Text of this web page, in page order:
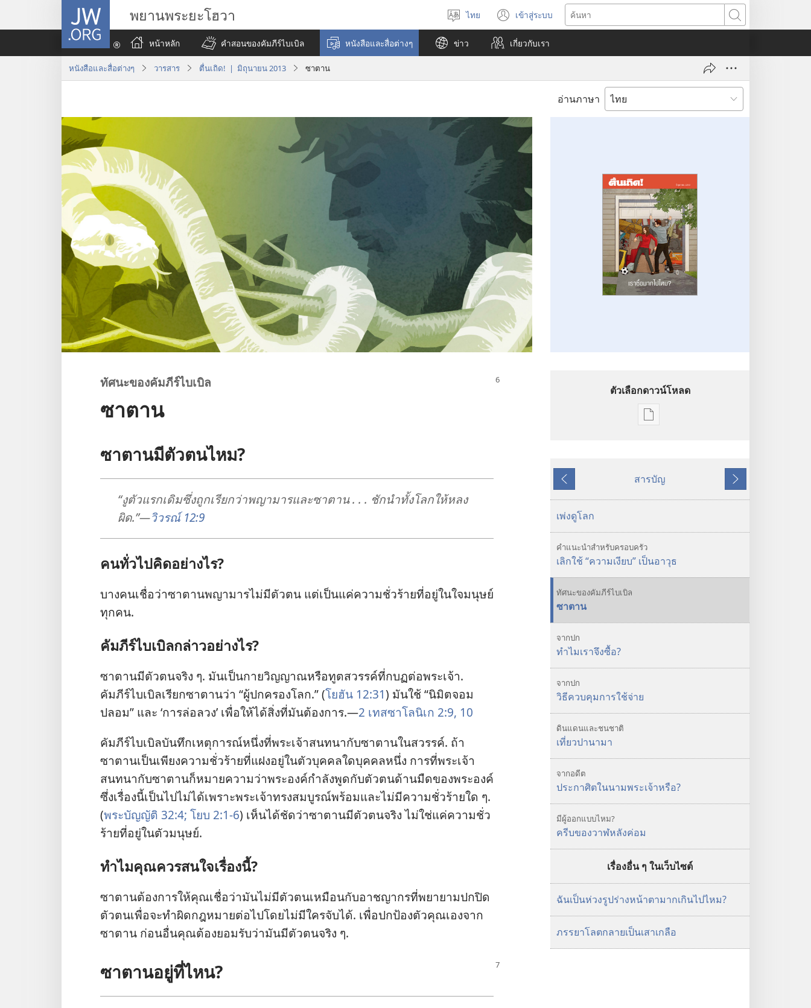
JW.ORG พยานพระยะโฮวา
เลือก
ภาษา
ไทย เข้าสู่ระบบ
(เปิด
หน้าต่าง
ใหม่)
ค้นหา
หน้าหลัก
คำสอนของคัมภีร์ไบเบิล หนังสือและสื่อต่างๆ ข่าว เกี่ยว​กับ​เรา
หนังสือและสื่อต่างๆ วารสาร ตื่นเถิด! | มิถุนายน 2013 ซาตาน
อ่านภาษา
ทัศนะ​ของ​คัมภีร์​ไบเบิล
ซาตาน
ซาตาน​มี​ตัว​ตน​ไหม?
“งู​ตัว​แรก​เดิม​ซึ่ง​ถูก​เรียก​ว่า​พญา​มาร​และ​ซาตาน . . . ชัก​นำ​ทั้ง​โลก​ให้​หลง​
ผิด.”—วิวรณ์ 12:9
คน​ทั่ว​ไป​คิด​อย่าง​ไร?
บาง​คน​เชื่อ​ว่า​ซาตาน​พญา​มาร​ไม่​มี​ตัว​ตน แต่​เป็น​แค่​ความ​ชั่ว​ร้าย​ที่​อยู่​ใน​ใจ​มนุษย์​
ทุก​คน.
คัมภีร์​ไบเบิล​กล่าว​อย่าง​ไร?
ซาตาน​มี​ตัว​ตน​จริง ๆ. มัน​เป็น​กาย​วิญญาณ​หรือ​ทูตสวรรค์​ที่​กบฏ​ต่อ​พระเจ้า.
คัมภีร์​ไบเบิล​เรียก​ซาตาน​ว่า “ผู้​ปกครอง​โลก.” (โยฮัน 12:31) มัน​ใช้ “นิมิต​จอม​
ปลอม” และ ‘การ​ล่อ​ลวง’ เพื่อ​ให้​ได้​สิ่ง​ที่​มัน​ต้องการ.—2 เทสซาโลนิเก 2:9, 10
คัมภีร์​ไบเบิล​บันทึก​เหตุ​การณ์​หนึ่ง​ที่​พระเจ้า​สนทนา​กับ​ซาตาน​ใน​สวรรค์. ถ้า​
ซาตาน​เป็น​เพียง​ความ​ชั่ว​ร้าย​ที่​แฝง​อยู่​ใน​ตัว​บุคคล​ใด​บุคคล​หนึ่ง การ​ที่​พระเจ้า​
สนทนา​กับ​ซาตาน​ก็​หมาย​ความ​ว่า​พระองค์​กำลัง​พูด​กับ​ตัว​ตน​ด้าน​มืด​ของ​พระองค์
ซึ่ง​เรื่อง​นี้​เป็น​ไป​ไม่​ได้​เพราะ​พระเจ้า​ทรง​สมบูรณ์​พร้อม​และ​ไม่​มี​ความ​ชั่ว​ร้าย​ใด ๆ.
(พระ​บัญญัติ 32:4; โยบ 2:1-6) เห็น​ได้​ชัด​ว่า​ซาตาน​มี​ตัว​ตน​จริง ไม่​ใช่​แค่​ความ​ชั่ว​
ร้าย​ที่​อยู่​ใน​ตัว​มนุษย์.
ทำไม​คุณ​ควร​สนใจ​เรื่อง​นี้?
ซาตาน​ต้องการ​ให้​คุณ​เชื่อ​ว่า​มัน​ไม่​มี​ตัว​ตน​เหมือน​กับ​อาชญากร​ที่​พยายาม​ปก​ปิด​
ตัว​ตน​เพื่อ​จะ​ทำ​ผิด​กฎหมาย​ต่อ​ไป​โดย​ไม่​มี​ใคร​จับ​ได้. เพื่อ​ปก​ป้อง​ตัว​คุณ​เอง​จาก​
ซาตาน ก่อน​อื่น​คุณ​ต้อง​ยอม​รับ​ว่า​มัน​มี​ตัว​ตน​จริง ๆ.
ซาตาน​อยู่​ที่​ไหน?
ตัวเลือกดาวน์โหลด
ตัว
สิ่ง
พิมพ์
ซื้อ
ย้อน
หลัง
สารบัญ
ถัด
ไป
เพ่งดูโลก
คำแนะนำสำหรับครอบครัว
เลิกใช้ “ความเงียบ” เป็นอาวุธ
ทัศนะของคัมภีร์ไบเบิล
ซาตาน
จากปก
ทำไมเราจึงซื้อ?
จากปก
วิธีควบคุมการใช้จ่าย
ดินแดนและชนชาติ
เที่ยวปานามา
จากอดีต
ประกาศิตในนามพระเจ้าหรือ?
มีผู้ออกแบบไหม?
ครีบของวาฬหลังค่อม
เรื่องอื่น ๆ ในเว็บไซต์
ฉันเป็นห่วงรูปร่างหน้าตามากเกินไปไหม?
ภรรยาโลตกลายเป็นเสาเกลือ